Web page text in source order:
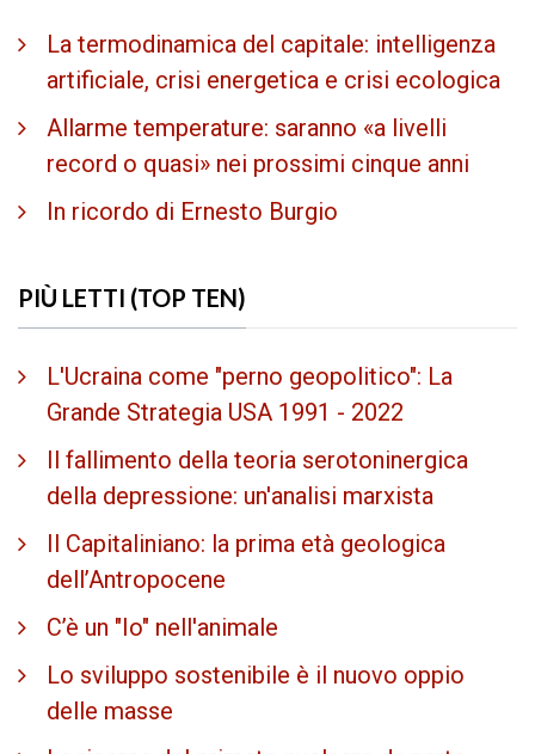
La termodinamica del capitale: intelligenza
artificiale, crisi energetica e crisi ecologica
Allarme temperature: saranno «a livelli
record o quasi» nei prossimi cinque anni
In ricordo di Ernesto Burgio
PIÙ LETTI (TOP TEN)
L'Ucraina come "perno geopolitico": La
Grande Strategia USA 1991 - 2022
Il fallimento della teoria serotoninergica
della depressione: un'analisi marxista
Il Capitaliniano: la prima età geologica
dell’Antropocene
C’è un "Io" nell'animale
Lo sviluppo sostenibile è il nuovo oppio
delle masse